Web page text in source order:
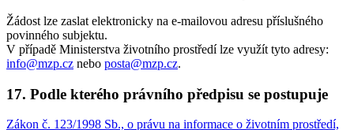
Žádost lze zaslat elektronicky na e-mailovou adresu příslušného
povinného subjektu.
V případě Ministerstva životního prostředí lze využít tyto adresy:
info@mzp.cz nebo posta@mzp.cz.
17. Podle kterého právního předpisu se postupuje
Zákon č. 123/1998 Sb., o právu na informace o životním prostředí,